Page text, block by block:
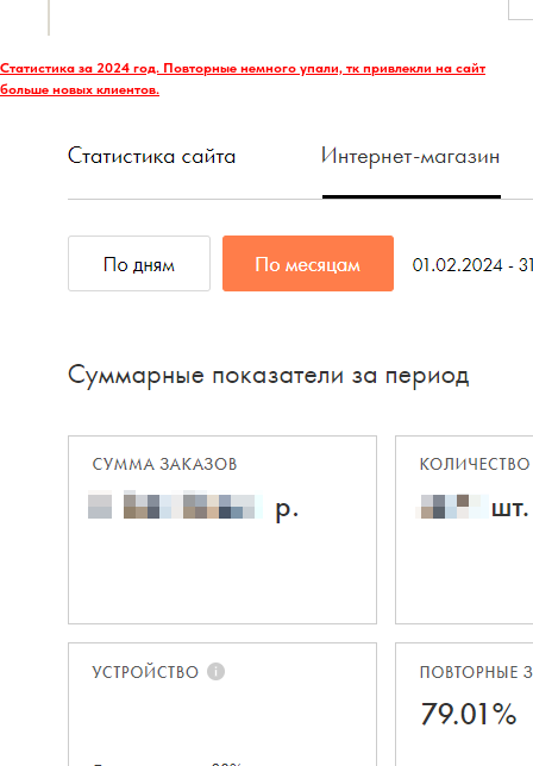
Статистика за 2024 год. Повторные немного упали, тк привлекли на сайт
больше новых клиентов.